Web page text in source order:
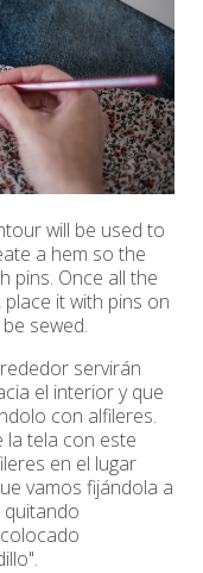
will be used to
a hem so the
pins. Once all the
it with pins on
sewed.
servirán
el interior y que
con alfileres.
tela con este
en el lugar
vamos fijándola a